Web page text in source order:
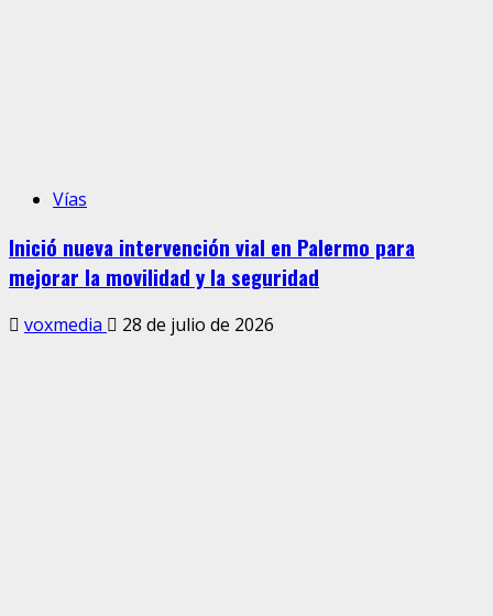
Vías
Inició nueva intervención vial en Palermo para
mejorar la movilidad y la seguridad
voxmedia 28 de julio de 2026